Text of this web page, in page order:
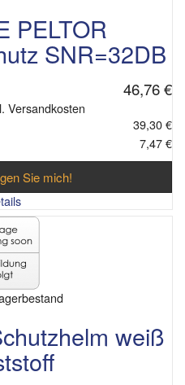
PELTOR
SNR=32DB
46,76 €
Versandkosten
39,30 €
7,47 €
Sie mich!
weiß